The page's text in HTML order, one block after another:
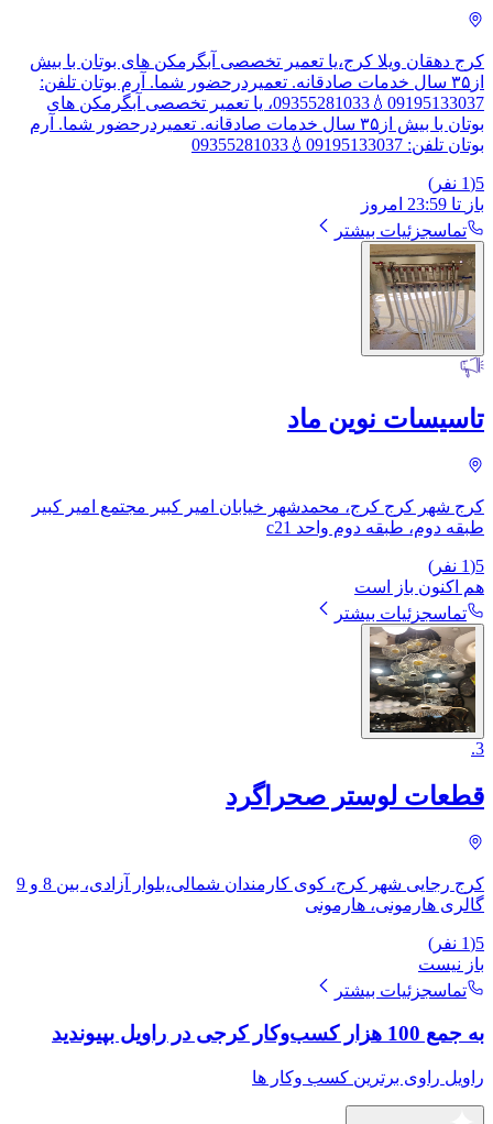
کرج دهقان ویلا کرج،یا تعمیر تخصصی آبگرمکن های بوتان با بیش
از۳۵ سال خدمات صادقانه. تعمیردرحضور شما. آرم بوتان تلفن‌:
09195133037💧09355281033، ​یا تعمیر تخصصی آبگرمکن های
بوتان با بیش از۳۵ سال خدمات صادقانه. تعمیردرحضور شما. آرم
بوتان تلفن‌: 09195133037💧09355281033
5
(
1 نفر)
باز تا 23:59 امروز
تماسجزئیات بیشتر
تاسیسات نوین ماد
کرج شهر کرج کرج، محمدشهر خیابان امیر کبیر مجتمع امیر کبیر
طبقه دوم، ​طبقه دوم واحد c21
5
(
1 نفر)
هم اکنون باز است
تماسجزئیات بیشتر
3
.
قطعات لوستر صحراگرد
کرج رجایی شهر کرج، کوی کارمندان شمالی،بلوار آزادی، بین 8 و 9
گالری هارمونی، ​هارمونی
5
(
1 نفر)
باز نیست
تماسجزئیات بیشتر
به جمع 100 هزار کسب‌وکار کرجی در راویل بپیوندید
راویل راوی برترین کسب وکار ها